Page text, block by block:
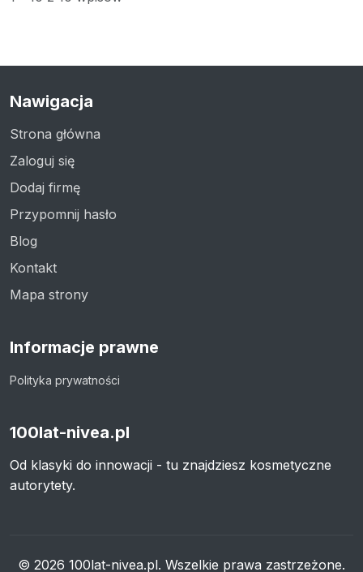
Nawigacja
Strona główna
Zaloguj się
Dodaj firmę
Przypomnij hasło
Blog
Kontakt
Mapa strony
Informacje prawne
Polityka prywatności
100lat-nivea.pl
Od klasyki do innowacji - tu znajdziesz kosmetyczne
autorytety.
© 2026 100lat-nivea.pl. Wszelkie prawa zastrzeżone.